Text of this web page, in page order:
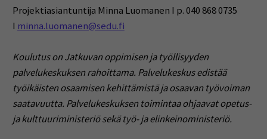
Projektiasiantuntija Minna Luomanen I p. 040 868 0735
I minna.luomanen@sedu.fi
Koulutus on Jatkuvan oppimisen ja työllisyyden
palvelukeskuksen rahoittama. Palvelukeskus edistää
työikäisten osaamisen kehittämistä ja osaavan työvoiman
saatavuutta. Palvelukeskuksen toimintaa ohjaavat opetus-
ja kulttuuriministeriö sekä työ- ja elinkeinoministeriö.